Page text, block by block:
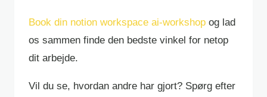
Book din notion workspace ai-workshop og lad
os sammen finde den bedste vinkel for netop
dit arbejde.
Vil du se, hvordan andre har gjort? Spørg efter